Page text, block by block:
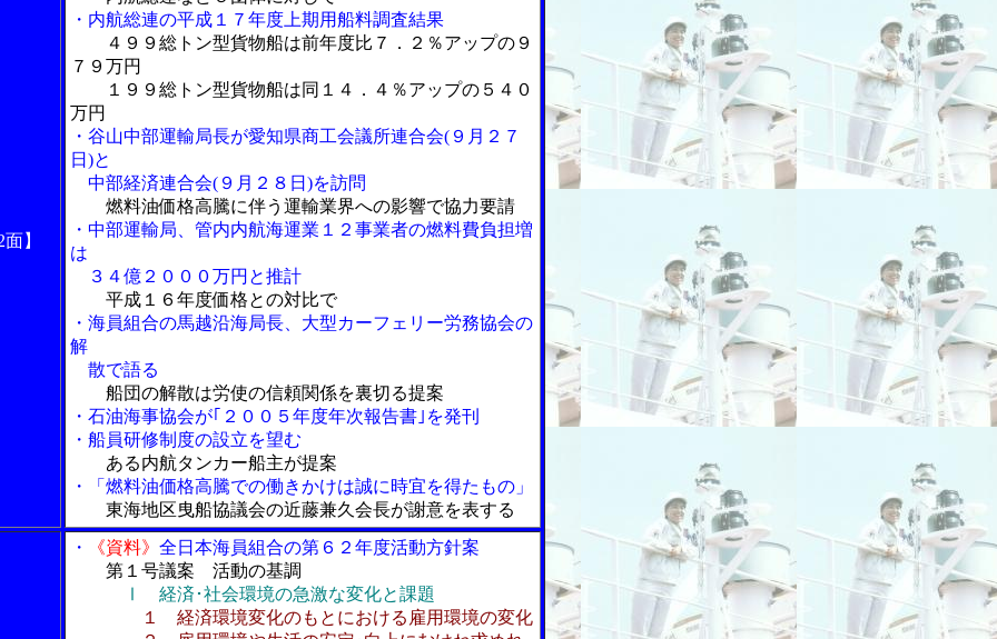
】
・内航総連の平成１７年度上期用船料調査結果
４９９総トン型貨物船は前年度比７．２％アップの９
７９万円
１９９総トン型貨物船は同１４．４％アップの５４０
万円
・谷山中部運輸局長が愛知県商工会議所連合会(９月２７
日)と
中部経済連合会(９月２８日)を訪問
燃料油価格高騰に伴う運輸業界への影響で協力要請
・中部運輸局、管内内航海運業１２事業者の燃料費負担増
は
３４億２０００万円と推計
平成１６年度価格との対比で
・海員組合の馬越沿海局長、大型カーフェリー労務協会の
解
散で語る
船団の解散は労使の信頼関係を裏切る提案
・石油海事協会が｢２００５年度年次報告書｣を発刊
・船員研修制度の設立を望む
ある内航タンカー船主が提案
・「燃料油価格高騰での働きかけは誠に時宜を得たもの」
東海地区曳船協議会の近藤兼久会長が謝意を表する
・ 《資料》 全日本海員組合の第６２年度活動方針案
第１号議案 活動の基調
Ⅰ 経済･社会環境の急激な変化と課題
１ 経済環境変化のもとにおける雇用環境の変化